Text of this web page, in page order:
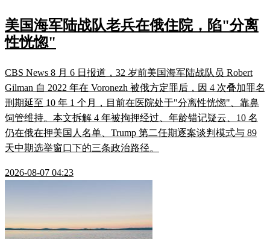
美国海军陆战队老兵在俄住院，陷"分离
性恍惚"
CBS News 8 月 6 日报道，32 岁前美国海军陆战队员 Robert
Gilman 自 2022 年在 Voronezh 被俄方定罪后，因 4 次叠加罪名
刑期延至 10 年 1 个月，目前在医院处于"分离性恍惚"、靠鼻
饲管维持。本文拆解 4 年被拘押经过、年龄错记疑云、10 名
仍在俄在押美国人名单、Trump 第二任期逐案谈判模式与 89
天中期选举窗口下的三条政治路径。
2026-08-07 04:23